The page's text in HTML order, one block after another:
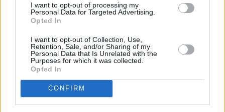
I want to opt-out of processing my
Personal Data for Targeted Advertising.
Opted In
I want to opt-out of Collection, Use,
Retention, Sale, and/or Sharing of my
Personal Data that Is Unrelated with the
Purposes for which it was collected.
Opted In
CONFIRM